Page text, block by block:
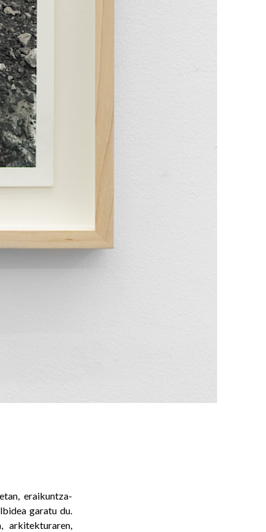
eraikuntza-
garatu du.